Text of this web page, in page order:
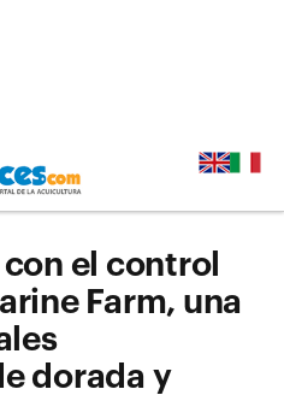
principal
con el control
Farm, una
dorada y